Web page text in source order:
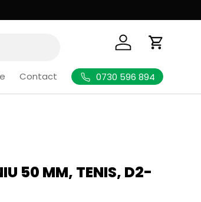
Logheaza-te
Cos de
Contact 0730 596 894
50 MM, TENIS, D2-